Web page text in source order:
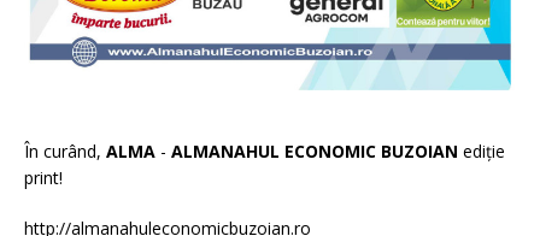
În curând, ALMA - ALMANAHUL ECONOMIC BUZOIAN ediție
print!
http://almanahuleconomicbuzoian.ro